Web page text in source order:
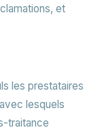
et
les prestataires
lesquels
traitance